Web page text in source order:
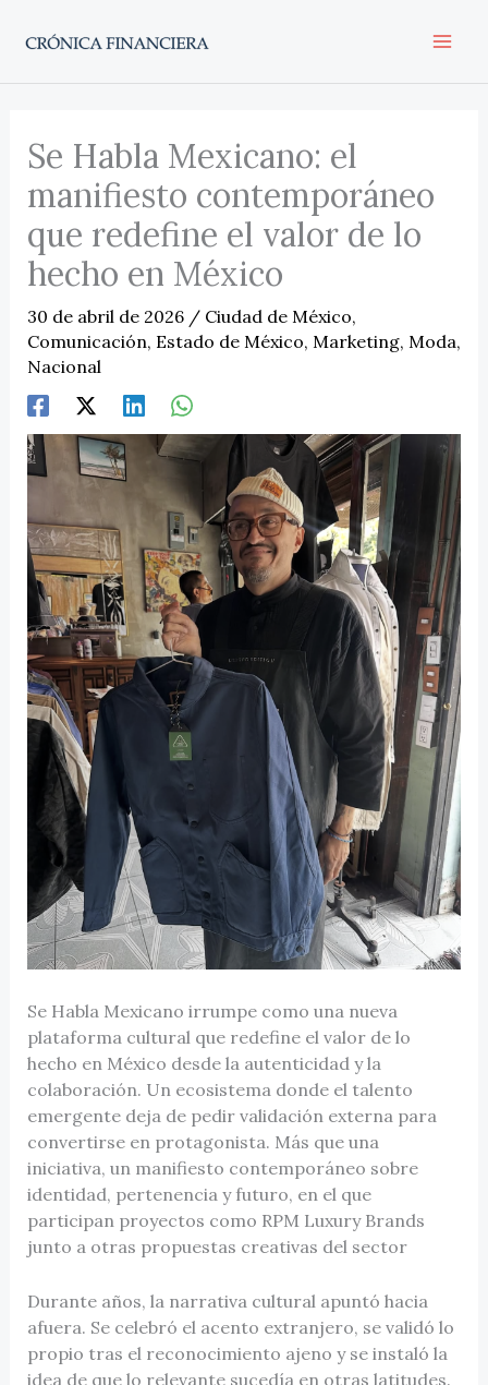
Se Habla Mexicano: el
manifiesto contemporáneo
que redefine el valor de lo
hecho en México
30 de abril de 2026 / Ciudad de México,
Comunicación, Estado de México, Marketing, Moda,
Nacional
Se Habla Mexicano irrumpe como una nueva
plataforma cultural que redefine el valor de lo
hecho en México desde la autenticidad y la
colaboración. Un ecosistema donde el talento
emergente deja de pedir validación externa para
convertirse en protagonista. Más que una
iniciativa, un manifiesto contemporáneo sobre
identidad, pertenencia y futuro, en el que
participan proyectos como RPM Luxury Brands
junto a otras propuestas creativas del sector
Durante años, la narrativa cultural apuntó hacia
afuera. Se celebró el acento extranjero, se validó lo
propio tras el reconocimiento ajeno y se instaló la
idea de que lo relevante sucedía en otras latitudes.